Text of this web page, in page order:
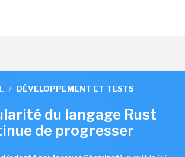
/ DÉVELOPPEMENT ET TESTS
du langage Rust
de progresser